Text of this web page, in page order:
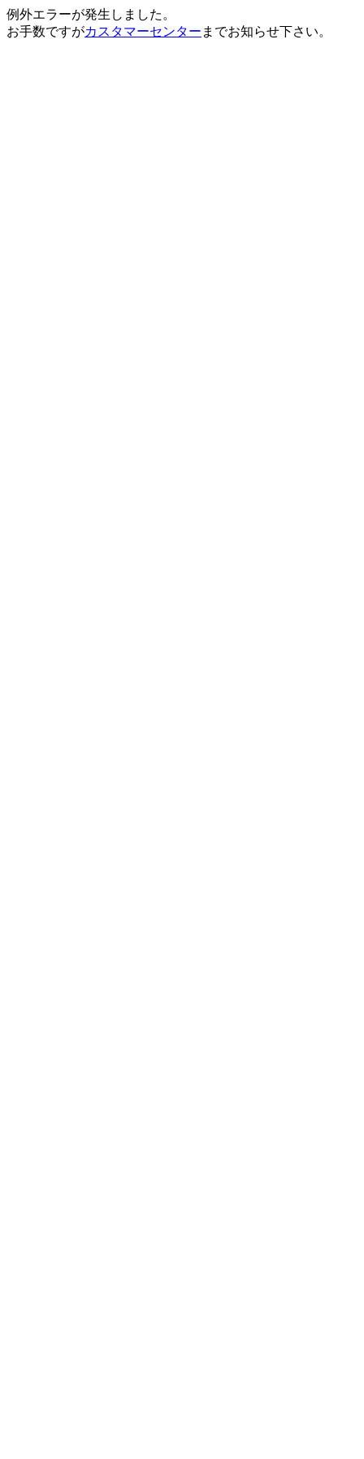
例外エラーが発生しました。
お手数ですがカスタマーセンター までお知らせ下さい。